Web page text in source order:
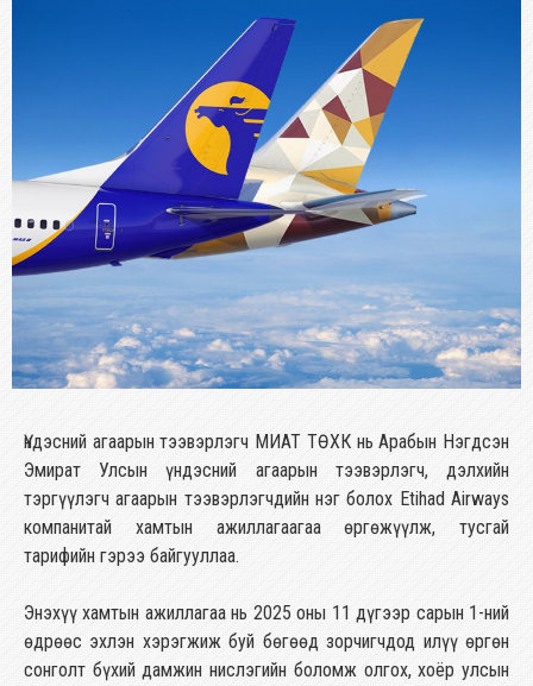
Үндэсний агаарын тээвэрлэгч МИАТ ТӨХК нь Арабын Нэгдсэн
Эмират Улсын үндэсний агаарын тээвэрлэгч, дэлхийн
тэргүүлэгч агаарын тээвэрлэгчдийн нэг болох Etihad Airways
компанитай хамтын ажиллагаагаа өргөжүүлж, тусгай
тарифийн гэрээ байгууллаа.
Энэхүү хамтын ажиллагаа нь 2025 оны 11 дүгээр сарын 1-ний
өдрөөс эхлэн хэрэгжиж буй бөгөөд зорчигчдод илүү өргөн
сонголт бүхий дамжин нислэгийн боломж олгох, хоёр улсын